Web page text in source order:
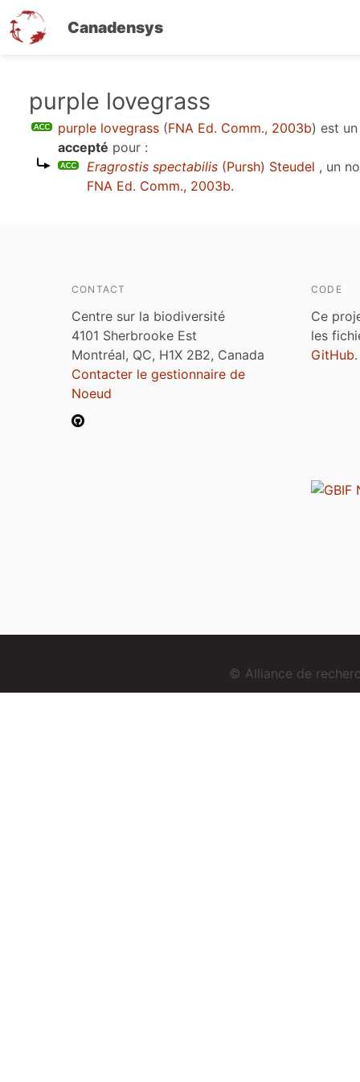
Canadensys
contenu
purple lovegrass
purple lovegrass (FNA Ed. Comm., 2003b) est
accepté pour :
Eragrostis spectabilis (Pursh) Steudel , un
FNA Ed. Comm., 2003b.
CONTACT
Centre sur la biodiversité
4101 Sherbrooke Est
Montréal, QC, H1X 2B2, Canada
Contacter le gestionnaire de
Noeud
CODE
Ce
les
GitHub.
© Alliance de